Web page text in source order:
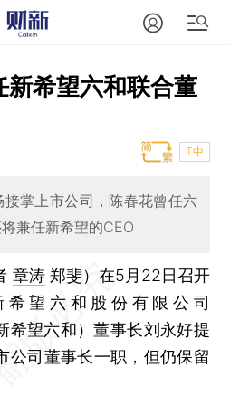
新希望六和联合董
T中
掌上市公司，陈春花曾任六
兼任新希望的CEO
章涛郑斐） 在5月22日召开
望六和股份有限公司
希望六和）董事长刘永好提
公司董事长一职，但仍保留